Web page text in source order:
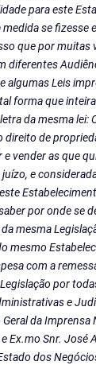
para este
se fizesse
que por muitas
diferentes
algumas Leis
forma que
da mesma lei:
direito de
vender as que
e
por onde se
mesma
mesmo
com a
por
e
da Imprensa
Ex.mo Snr. José
dos